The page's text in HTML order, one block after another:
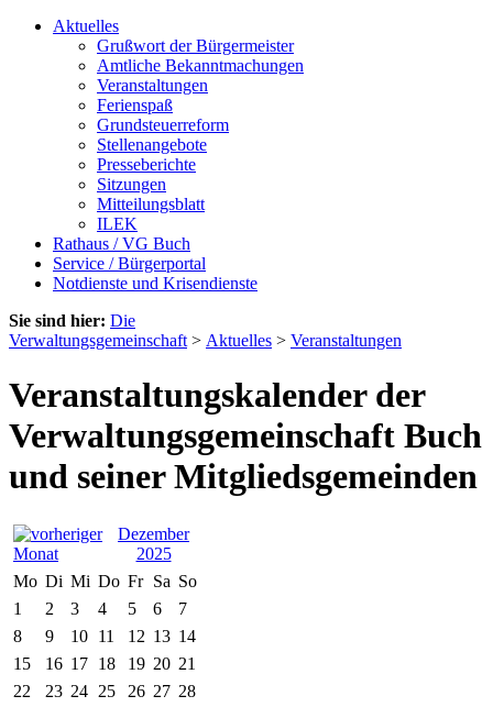
Aktuelles
Grußwort der Bürgermeister
Amtliche Bekanntmachungen
Veranstaltungen
Ferienspaß
Grundsteuerreform
Stellenangebote
Presseberichte
Sitzungen
Mitteilungsblatt
ILEK
Rathaus / VG Buch
Service / Bürgerportal
Notdienste und Krisendienste
Sie sind hier: Die
Verwaltungsgemeinschaft > Aktuelles > Veranstaltungen
Veranstaltungskalender der
Verwaltungsgemeinschaft Buch
und seiner Mitgliedsgemeinden
Dezember
2025
Mo Di Mi Do Fr Sa So
1
2 3 4 5 6
7
8
9 10 11 12 13 14
15
16 17 18 19 20 21
22
23 24 25 26 27 28